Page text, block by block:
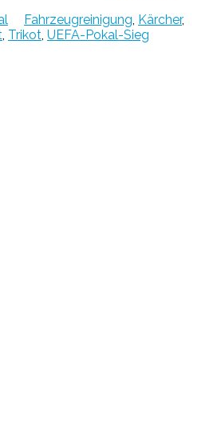
Fahrzeugreinigung Kärcher,
Trikot UEFA-Pokal-Sieg